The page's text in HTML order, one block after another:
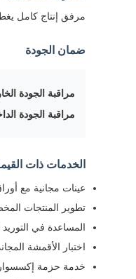
مرفق إنتاج كامل يغطي الغزل والنسيج
ضمان الجودة
مراقبة الجودة
مراقبة الجودة
الخدمات ذات
عينات مجانية مع
تطوير المنتجات
المساعدة في
اختبار الأقمشة
خدمة حزمة